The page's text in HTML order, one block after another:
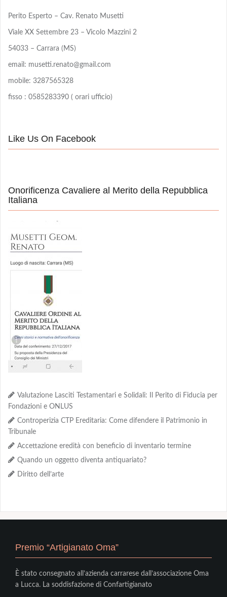
Perito Esperto – Cav. Renato Musetti
Viale XX Settembre 23 – Vicolo Mazzini 2
54033 – Carrara (MS)
email: musetti.renato@gmail.com
mobile: 3287565328
fisso : 0585283390 ( orari ufficio)
Like Us On Facebook
Onorificenza Cavaliere al Merito della Repubblica
Italiana
Valutazione Lasciti Testamentari e Solidali: Il Perito di Fiducia per
Fondazioni e ONLUS
Controperizia CTP Ereditaria: Come difendere il Patrimonio in
Tribunale
Accettazione eredità con beneficio di inventario termine
Quando un oggetto diventa antiquariato?
Diritto dell’arte
Premio “Artigianato Oma”
È stato consegnato all’azienda carrarese dall’associazione Oma
a Lucca. La soddisfazione di Confartigianato